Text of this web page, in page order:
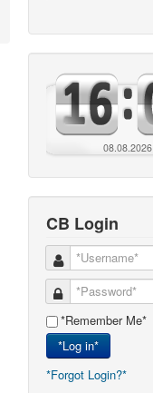
08.08.2026
CB Login
*Remember Me*
*Log in*
*Forgot Login?*